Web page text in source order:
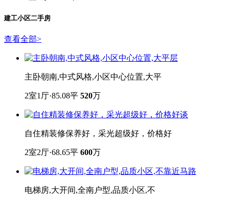
建工小区二手房
查看全部>
主卧朝南,中式风格,小区中心位置,大平
2室1厅·85.08平 520万
自住精装修保养好，采光超级好，价格好
2室2厅·68.65平 600万
电梯房,大开间,全南户型,品质小区,不